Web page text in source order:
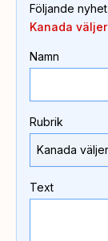
Följande
Kanada
Namn
Rubrik
Text